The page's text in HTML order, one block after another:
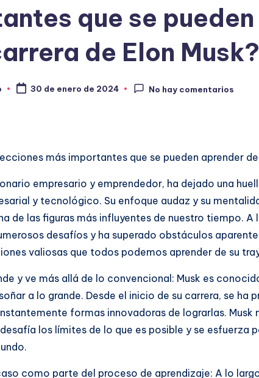
que se
de Elon Musk?
30 de enero de 2024 No hay comentarios
más importantes que se pueden aprender
empresario y emprendedor, ha dejado una
y tecnológico. Su enfoque audaz y su
de las figuras más influyentes de nuestro tiempo. A
desafíos y ha superado obstáculos
valiosas que todos podemos aprender de su
y ve más allá de lo convencional: Musk es
a lo grande. Desde el inicio de su carrera, se ha
formas innovadoras de lograrlas.
los límites de lo que es posible y se esfuerza
como parte del proceso de aprendizaje: A lo